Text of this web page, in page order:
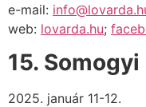
e-mail:
web: lovarda.hu;
15.
2025. január 11-12.